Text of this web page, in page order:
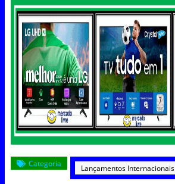
Categoria Lançamentos Internacionais